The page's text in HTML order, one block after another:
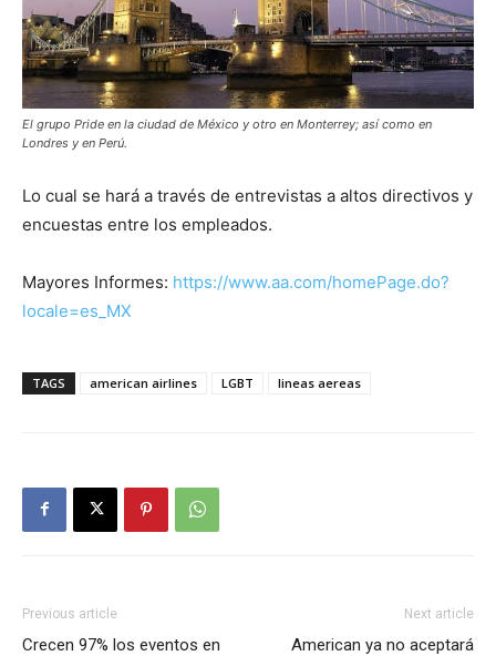
El grupo Pride en la ciudad de México y otro en Monterrey; así como en
Londres y en Perú.
Lo cual se hará a través de entrevistas a altos directivos y
encuestas entre los empleados.
Mayores Informes: https://www.aa.com/homePage.do?
locale=es_MX
TAGS american airlines LGBT lineas aereas
Previous article
Crecen 97% los eventos en
Next article
American ya no aceptará